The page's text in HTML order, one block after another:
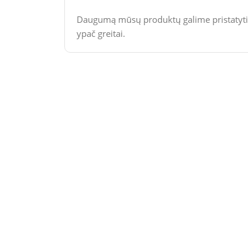
Daugumą mūsų produktų galime pristatyti
ypač greitai.